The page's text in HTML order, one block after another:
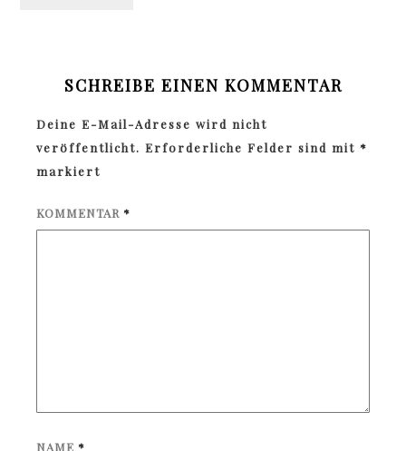
SCHREIBE EINEN KOMMENTAR
Deine E-Mail-Adresse wird nicht
veröffentlicht. Erforderliche Felder sind mit *
markiert
KOMMENTAR *
NAME *